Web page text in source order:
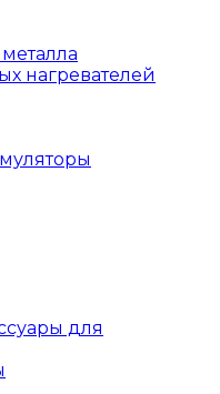
нагревателей
для